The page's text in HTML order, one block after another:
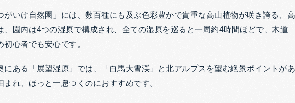
がいけ自然園」には、数百種にも及ぶ色彩豊かで貴重な高山植物が咲き誇る、高
、園内は4つの湿原で構成され、全ての湿原を巡ると一周約4時間ほどで、木道
心者でも安心です。
にある「展望湿原」では、「白馬大雪渓」と北アルプスを望む絶景ポイントがあ
れ、ほっと一息つくのにおすすめです。